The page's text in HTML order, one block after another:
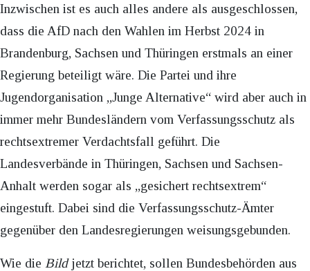
Inzwischen ist es auch alles andere als ausgeschlossen,
dass die AfD nach den Wahlen im Herbst 2024 in
Brandenburg, Sachsen und Thüringen erstmals an einer
Regierung beteiligt wäre. Die Partei und ihre
Jugendorganisation „Junge Alternative“ wird aber auch in
immer mehr Bundesländern vom Verfassungsschutz als
rechtsextremer Verdachtsfall geführt. Die
Landesverbände in Thüringen, Sachsen und Sachsen-
Anhalt werden sogar als „gesichert rechtsextrem“
eingestuft. Dabei sind die Verfassungsschutz-Ämter
gegenüber den Landesregierungen weisungsgebunden.
Wie die Bildjetzt berichtet, sollen Bundesbehörden aus